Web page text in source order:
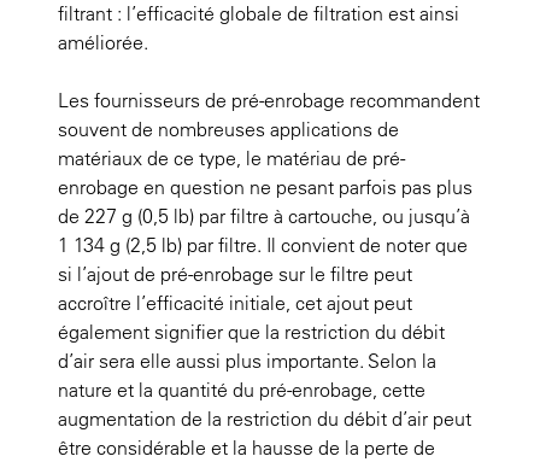
filtrant : l’efficacité globale de filtration est ainsi
améliorée.
Les fournisseurs de pré-enrobage recommandent
souvent de nombreuses applications de
matériaux de ce type, le matériau de pré-
enrobage en question ne pesant parfois pas plus
de 227 g (0,5 lb) par filtre à cartouche, ou jusqu’à
1 134 g (2,5 lb) par filtre. Il convient de noter que
si l’ajout de pré-enrobage sur le filtre peut
accroître l’efficacité initiale, cet ajout peut
également signifier que la restriction du débit
d’air sera elle aussi plus importante. Selon la
nature et la quantité du pré-enrobage, cette
augmentation de la restriction du débit d’air peut
être considérable et la hausse de la perte de